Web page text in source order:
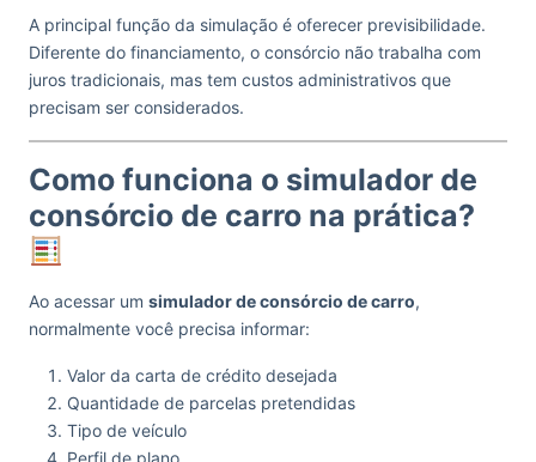
A principal função da simulação é oferecer previsibilidade.
Diferente do financiamento, o consórcio não trabalha com
juros tradicionais, mas tem custos administrativos que
precisam ser considerados.
Como funciona o simulador de
consórcio de carro na prática?
Ao acessar um simulador de consórcio de carro,
normalmente você precisa informar:
Valor da carta de crédito desejada
Quantidade de parcelas pretendidas
Tipo de veículo
Perfil de plano